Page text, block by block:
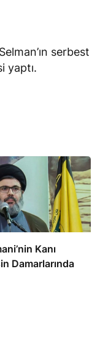
serbest
yaptı.
Kanı
Damarlarında